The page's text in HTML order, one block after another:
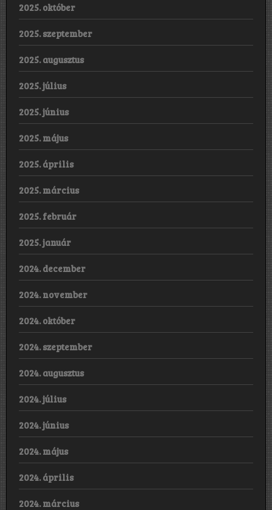
2025. október
2025. szeptember
2025. augusztus
2025. július
2025. június
2025. május
2025. április
2025. március
2025. február
2025. január
2024. december
2024. november
2024. október
2024. szeptember
2024. augusztus
2024. július
2024. június
2024. május
2024. április
2024. március